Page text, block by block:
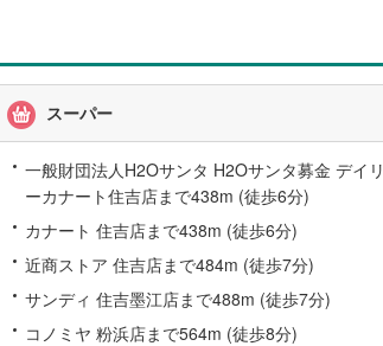
スーパー
一般財団法人H2Oサンタ H2Oサンタ募金 デイリ
ーカナート住吉店まで438m (徒歩6分)
カナート 住吉店まで438m (徒歩6分)
近商ストア 住吉店まで484m (徒歩7分)
サンディ 住吉墨江店まで488m (徒歩7分)
コノミヤ 粉浜店まで564m (徒歩8分)